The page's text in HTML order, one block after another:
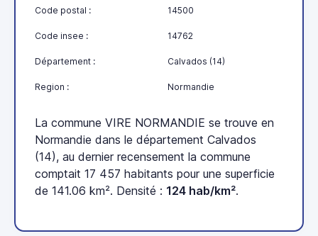
Code postal : 14500
Code insee : 14762
Département : Calvados (14)
Region : Normandie
La commune VIRE NORMANDIE se trouve en
Normandie dans le département Calvados
(14), au dernier recensement la commune
comptait 17 457 habitants pour une superficie
de 141.06 km². Densité : 124 hab/km².